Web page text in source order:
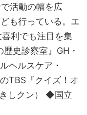
活動の幅を広
も行っている。エ
利でも注目を集
史診察室』GH・
ヘルスケア・
TBS『クイズ！オ
しクン） ◆国立